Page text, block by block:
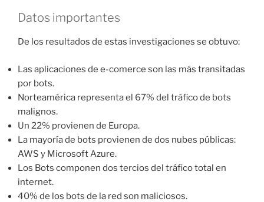
Datos importantes
De los resultados de estas investigaciones se obtuvo:
Las aplicaciones de e-comerce son las más transitadas
por bots.
Norteamérica representa el 67% del tráfico de bots
malignos.
Un 22% provienen de Europa.
La mayoría de bots provienen de dos nubes públicas:
AWS y Microsoft Azure.
Los Bots componen dos tercios del tráfico total en
internet.
40% de los bots de la red son maliciosos.